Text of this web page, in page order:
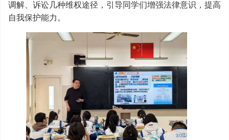
调解、诉讼几种维权途径，引导同学们增强法律意识，提高
自我保护能力。